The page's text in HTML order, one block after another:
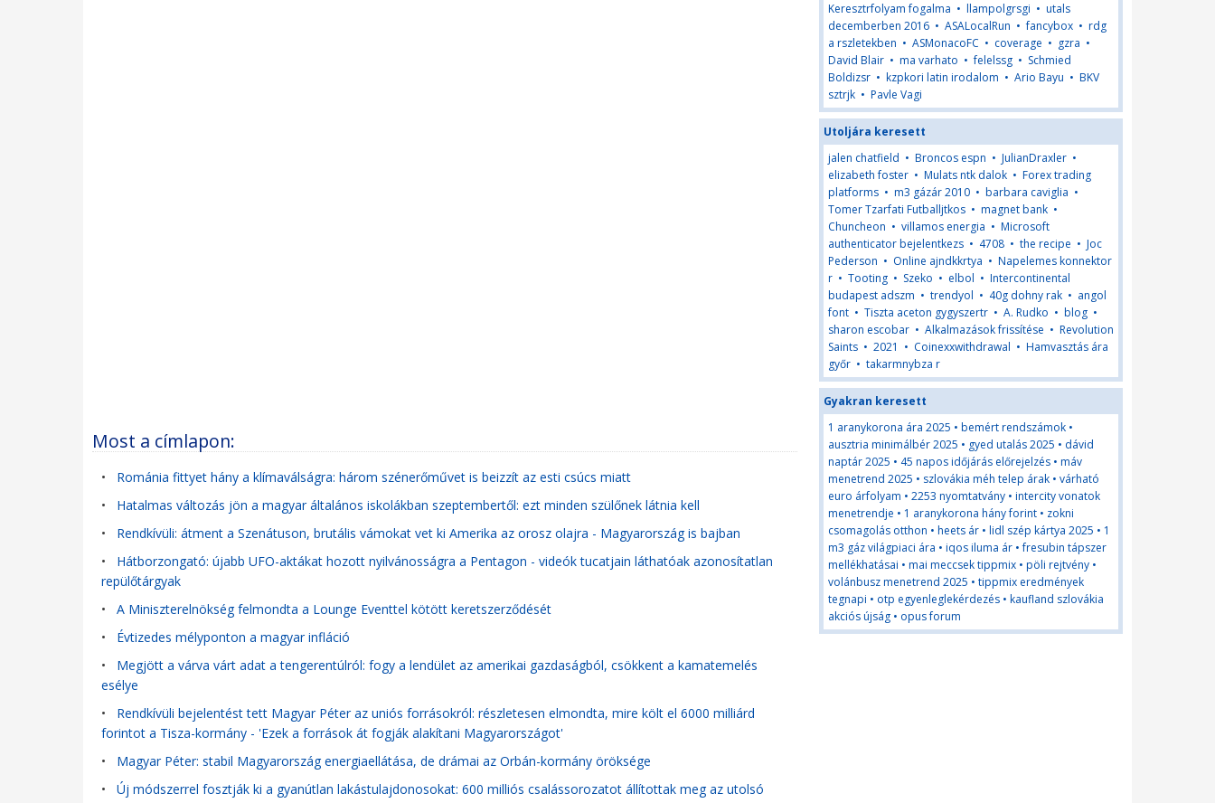
Most a címlapon:
• Románia fittyet hány a klímaválságra: három szénerőművet is beizzít az esti csúcs miatt
• Hatalmas változás jön a magyar általános iskolákban szeptembertől: ezt minden szülőnek látnia kell
• Rendkívüli: átment a Szenátuson, brutális vámokat vet ki Amerika az orosz olajra - Magyarország is bajban
• Hátborzongató: újabb UFO-aktákat hozott nyilvánosságra a Pentagon - videók tucatjain láthatóak azonosítatlan
repülőtárgyak
• A Miniszterelnökség felmondta a Lounge Eventtel kötött keretszerződését
• Évtizedes mélyponton a magyar infláció
• Megjött a várva várt adat a tengerentúlról: fogy a lendület az amerikai gazdaságból, csökkent a kamatemelés
esélye
• Rendkívüli bejelentést tett Magyar Péter az uniós forrásokról: részletesen elmondta, mire költ el 6000 milliárd
forintot a Tisza-kormány - 'Ezek a források át fogják alakítani Magyarországot'
• Magyar Péter: stabil Magyarország energiaellátása, de drámai az Orbán-kormány öröksége
• Új módszerrel fosztják ki a gyanútlan lakástulajdonosokat: 600 milliós csalássorozatot állítottak meg az utolsó
Keresztrfolyam fogalma • llampolgrsgi • utals
decemberben 2016 • ASALocalRun •fancybox • rdg
a rszletekben • ASMonacoFC • coverage • gzra •
David Blair • ma varhato •felelssg • Schmied
Boldizsr • kzpkori latin irodalom • Ario Bayu • BKV
sztrjk • Pavle Vagi
Utoljára keresett
jalen chatfield • Broncos espn • JulianDraxler •
elizabeth foster • Mulats ntk dalok • Forex trading
platforms • m3 gázár 2010 • barbara caviglia •
Tomer Tzarfati Futballjtkos • magnet bank •
Chuncheon • villamos energia • Microsoft
authenticator bejelentkezs • 4708 • the recipe • Joc
Pederson • Online ajndkkrtya • Napelemes konnektor
r • Tooting • Szeko • elbol • Intercontinental
budapest adszm • trendyol • 40g dohny rak • angol
font • Tiszta aceton gygyszertr • A. Rudko • blog •
sharon escobar • Alkalmazások frissítése • Revolution
Saints • 2021 • Coinexxwithdrawal • Hamvasztás ára
győr • takarmnybza r
Gyakran keresett
1 aranykorona ára 2025 • bemért rendszámok •
ausztria minimálbér 2025 • gyed utalás 2025 • dávid
naptár 2025 • 45 napos időjárás előrejelzés • máv
menetrend 2025 • szlovákia méh telep árak • várható
euro árfolyam • 2253 nyomtatvány • intercity vonatok
menetrendje • 1 aranykorona hány forint • zokni
csomagolás otthon • heets ár • lidl szép kártya 2025 • 1
m3 gáz világpiaci ára • iqos iluma ár •fresubin tápszer
mellékhatásai • mai meccsek tippmix • pöli rejtvény •
volánbusz menetrend 2025 • tippmix eredmények
tegnapi • otp egyenleglekérdezés • kaufland szlovákia
akciós újság • opus forum